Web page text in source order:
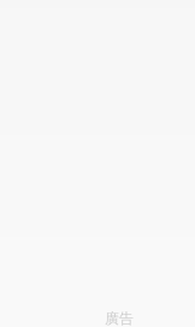
廣告